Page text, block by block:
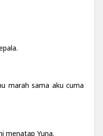
marah sama aku cuma
menatap Yuna.